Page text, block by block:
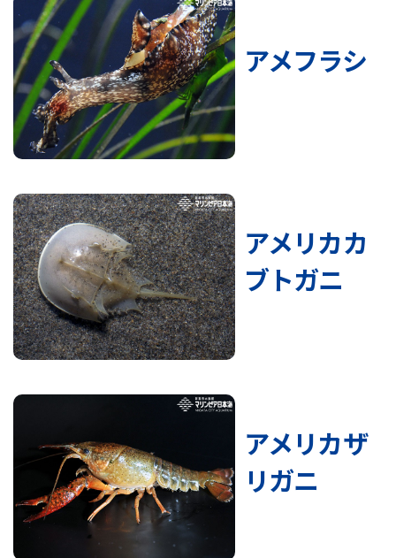
アメフラシ
アメリカカ
ブトガニ
アメリカザ
リガニ